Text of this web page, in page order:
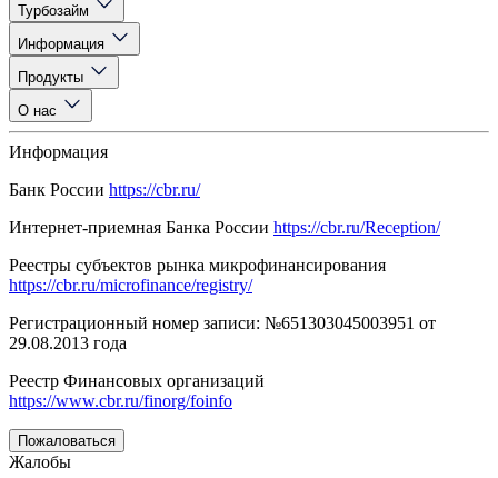
Турбозайм
Информация
Продукты
О нас
Информация
Банк России https://cbr.ru/
Интернет-приемная Банка России https://cbr.ru/Reception/
Реестры субъектов рынка микрофинансирования
https://cbr.ru/microfinance/registry/
Регистрационный номер записи: №651303045003951 от
29.08.2013 года
Реестр Финансовых организаций
https://www.cbr.ru/finorg/foinfo
Пожаловаться
Жалобы